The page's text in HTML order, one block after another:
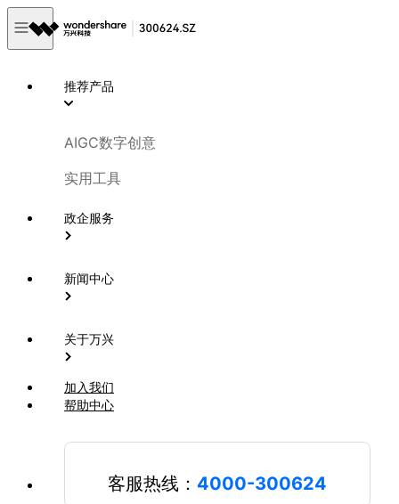
推荐产品
AIGC数字创意
实用工具
政企服务
新闻中心
关于万兴
加入我们
帮助中心
客服热线： 4000-300624